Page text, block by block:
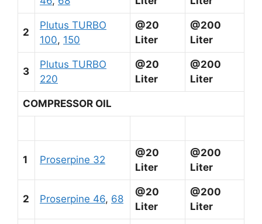
2
Plutus TURBO
100, 150
@20
Liter
@200
Liter
3
Plutus TURBO
220
@20
Liter
@200
Liter
COMPRESSOR OIL
1 Proserpine 32
@20
Liter
@200
Liter
2 Proserpine 46, 68
@20
Liter
@200
Liter